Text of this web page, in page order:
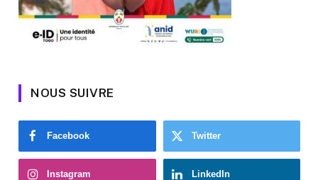
NOUS SUIVRE
Facebook Twitter
Instagram LinkedIn